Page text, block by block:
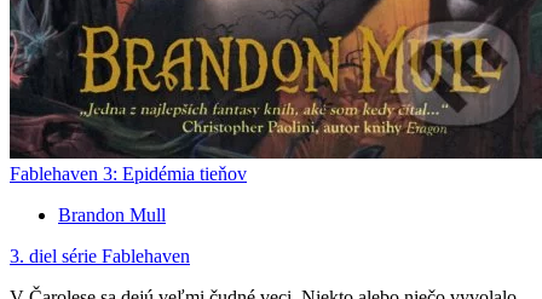
Fablehaven 3: Epidémia tieňov
Brandon Mull
3. diel série Fablehaven